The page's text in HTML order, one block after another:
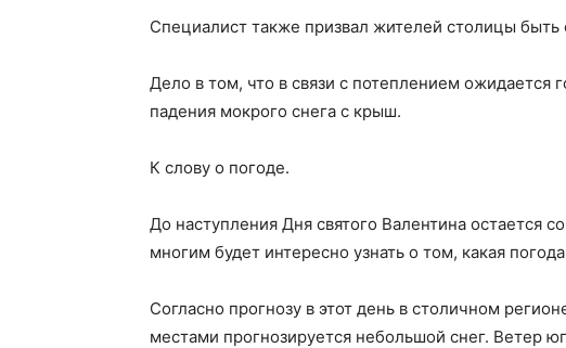
Специалист также призвал жителей столицы
Дело в том, что в связи с потеплением
падения мокрого снега с крыш.
К слову о погоде.
До наступления Дня святого Валентина остается
многим будет интересно узнать о том, какая
Согласно прогнозу в этот день в столичном
местами прогнозируется небольшой снег. Ветер